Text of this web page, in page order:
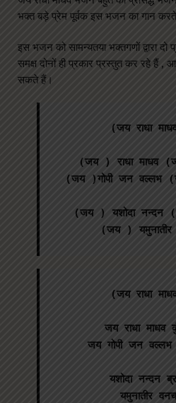
भक्त बड़े प्रेम पूर्वक इस भजन का गान
इस भजन को सामन्यतया भक्तगणों द्वारा
समक्ष दोनों ही प्रकार प्रस्तुत कर रहे हैं
सकते हैं।
(जय राधा
(जय ) राधा माधव
(जय )गोपी जन वल्लभ
(जय ) यशोदा नन्दन
(जय ) यमुनातीर
(जय राधा
जय राधा माधव
जय गोपी जन वल्लभ
यशोदा नन्दन
यमुनातीर